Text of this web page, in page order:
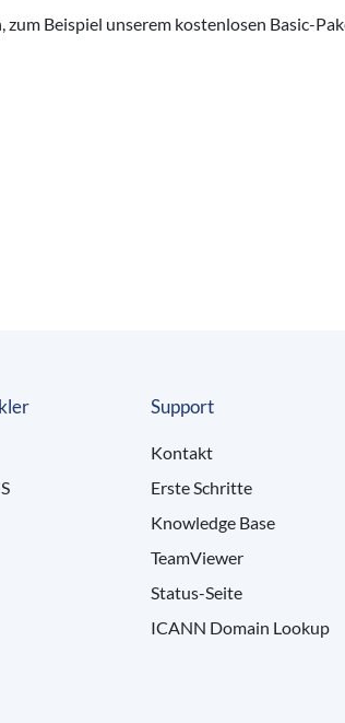
Beispiel unserem kostenlosen Basic-
Support
Kontakt
Erste Schritte
Knowledge Base
TeamViewer
Status-Seite
ICANN Domain Lookup